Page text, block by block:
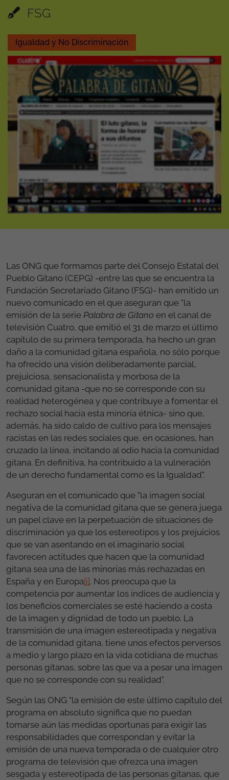
FSG
Igualdad y No Discriminación
Las ONG que formamos parte del Consejo Estatal del
Pueblo Gitano (CEPG) -entre las que se encuentra la
Fundación Secretariado Gitano (FSG)- han emitido un
nuevo comunicado en el que aseguran que "la
emisión de la serie Palabra de Gitano en el canal de
televisión Cuatro, que emitió el 31 de marzo el último
capítulo de su primera temporada, ha hecho un gran
daño a la comunidad gitana española, no sólo porque
ha ofrecido una visión deliberadamente parcial,
prejuiciosa, sensacionalista y morbosa de la
comunidad gitana -que no se corresponde con su
realidad heterogénea y que contribuye a fomentar el
rechazo social hacia esta minoría étnica- sino que,
además, ha sido caldo de cultivo para los mensajes
racistas en las redes sociales que, en ocasiones, han
cruzado la línea, incitando al odio hacia la comunidad
gitana. En definitiva, ha contribuido a la vulneración
de un derecho fundamental como es la Igualdad".
Aseguran en el comunicado que "la imagen social
negativa de la comunidad gitana que se genera juega
un papel clave en la perpetuación de situaciones de
discriminación ya que los estereotipos y los prejuicios
que se van asentando en el imaginario social
favorecen actitudes que hacen que la comunidad
gitana sea una de las minorías más rechazadas en
España y en Europa[i]. Nos preocupa que la
competencia por aumentar los índices de audiencia y
los beneficios comerciales se esté haciendo a costa
de la imagen y dignidad de todo un pueblo. La
transmisión de una imagen estereotipada y negativa
de la comunidad gitana, tiene unos efectos perversos
a medio y largo plazo en la vida cotidiana de muchas
personas gitanas, sobre las que va a pesar una imagen
que no se corresponde con su realidad".
Según las ONG "la emisión de este último capítulo del
programa en absoluto significa que no puedan
tomarse aún las medidas oportunas para exigir las
responsabilidades que correspondan y evitar la
emisión de una nueva temporada o de cualquier otro
programa de televisión que ofrezca una imagen
sesgada y estereotipada de las personas gitanas, que